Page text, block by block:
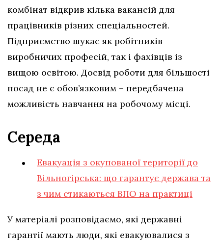
комбінат відкрив кілька вакансій для
працівників різних спеціальностей.
Підприємство шукає як робітників
виробничих професій, так і фахівців із
вищою освітою. Досвід роботи для більшості
посад не є обов’язковим – передбачена
можливість навчання на робочому місці.
Середа
Евакуація з окупованої території до
Вільногірська: що гарантує держава та
з чим стикаються ВПО на практиці
У матеріалі розповідаємо, які державні
гарантії мають люди, які евакуювалися з